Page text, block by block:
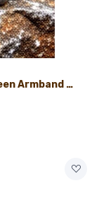
Handgemaakte Malachiet Natuursteen Armband met Naam 8mm